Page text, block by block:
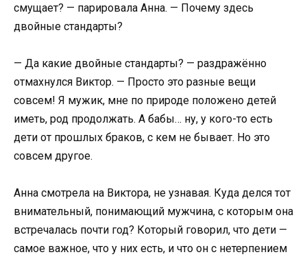
смущает? — парировала Анна. — Почему здесь
двойные стандарты?
— Да какие двойные стандарты? — раздражённо
отмахнулся Виктор. — Просто это разные вещи
совсем! Я мужик, мне по природе положено детей
иметь, род продолжать. А бабы… ну, у кого-то есть
дети от прошлых браков, с кем не бывает. Но это
совсем другое.
Анна смотрела на Виктора, не узнавая. Куда делся тот
внимательный, понимающий мужчина, с которым она
встречалась почти год? Который говорил, что дети —
самое важное, что у них есть, и что он с нетерпением